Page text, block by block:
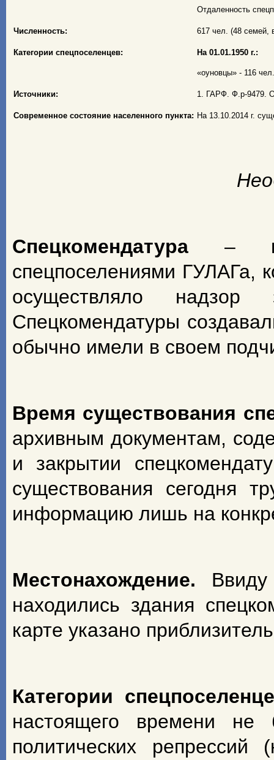
Отдаленность
Численность: 617 чел. (48 семей,
Категории спецпоселенцев: На 01.01.1950 г.:
«оуновцы» - 116
Источники: 1. ГАРФ. Ф.р-9479.
Современное состояние населенного пункта: На 13.10.2014 г.
Спецкомендатура –
спецпоселениями ГУЛАГа,
осуществляло надзор
Спецкомендатуры
обычно имели в своем
Время существования
архивным документам,
и закрытии
существования сегодня
информацию лишь на
Местонахождение.
находились здания
карте указано
Категории
настоящего времени не
политических